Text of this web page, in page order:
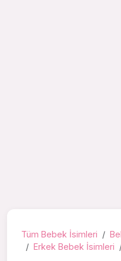
Tüm Bebek İsimleri
Erkek Bebek İsimleri